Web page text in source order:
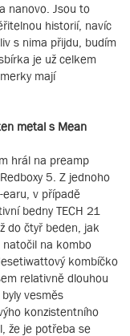
nanovo. Jsou to
historií, navíc
s nima přijdu, budím
je už celkem
mají
metal s Mean
hrál na preamp
5. Z jednoho
earu, v případě
bedny TECH 21
do čtyř beden, jak
natočil na kombo
kombíčko
relativně dlouhou
vesměs
konzistentního
že je potřeba se